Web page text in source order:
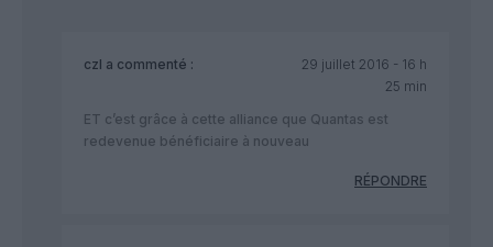
czl a commenté :
29 juillet 2016 - 16 h
25 min
ET c’est grâce à cette alliance que Quantas est
redevenue bénéficiaire à nouveau
RÉPONDRE